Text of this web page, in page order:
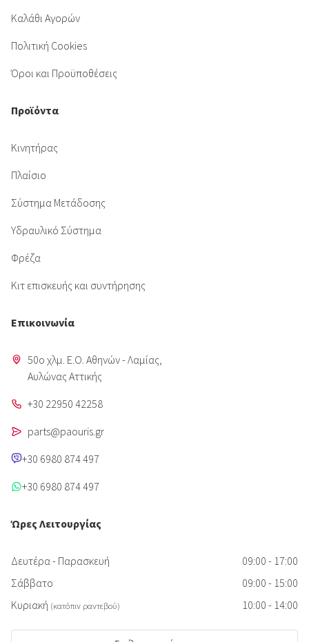
Καλάθι Αγορών
Πολιτική Cookies
Όροι και Προϋποθέσεις
Προϊόντα
Κινητήρας
Πλαίσιο
Σύστημα Μετάδοσης
Υδραυλικό Σύστημα
Φρέζα
Κιτ επισκευής και συντήρησης
Επικοινωνία
50o χλμ. Ε.Ο. Αθηνών - Λαμίας,
Aυλώνας Αττικής
+30 22950 42258
parts@paouris.gr
+30 6980 874 497
+30 6980 874 497
Ώρες Λειτουργίας
Δευτέρα - Παρασκευή
09:00 - 17:00
Σάββατο
09:00 - 15:00
Κυριακή (κατόπιν ραντεβού) 10:00 - 14:00